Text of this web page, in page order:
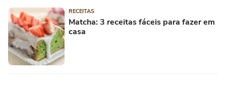
RECEITAS
Matcha: 3 receitas fáceis para fazer em
casa